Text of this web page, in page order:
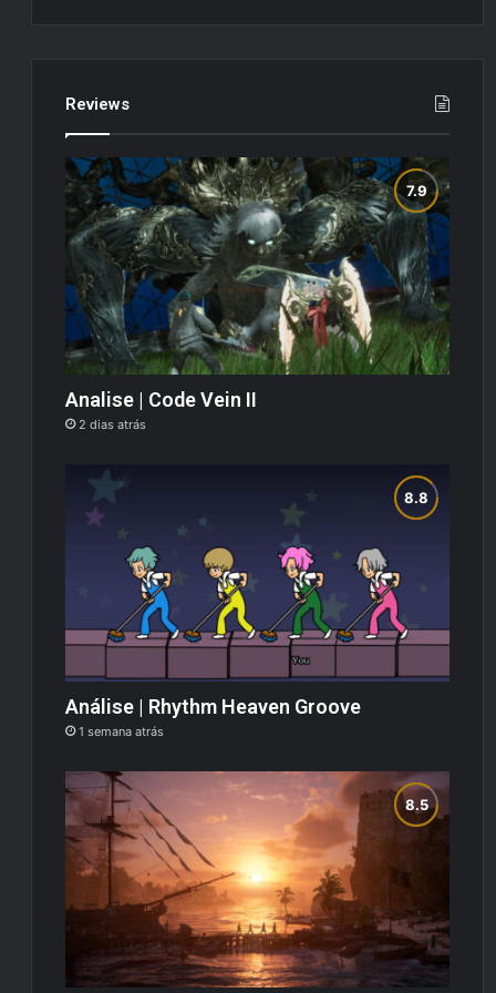
Reviews
Analise | Code Vein II
2 dias atrás
Análise | Rhythm Heaven Groove
1 semana atrás